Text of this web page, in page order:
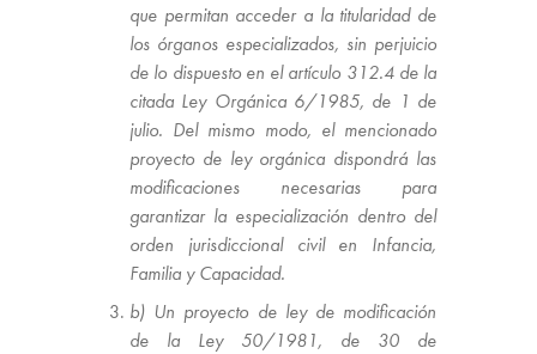
que permitan acceder a la titularidad de
los órganos especializados, sin perjuicio
de lo dispuesto en el artículo 312.4 de la
citada Ley Orgánica 6/1985, de 1 de
julio. Del mismo modo, el mencionado
proyecto de ley orgánica dispondrá las
modificaciones necesarias para
garantizar la especialización dentro del
orden jurisdiccional civil en Infancia,
Familia y Capacidad.
b) Un proyecto de ley de modificación
de la Ley 50/1981, de 30 de